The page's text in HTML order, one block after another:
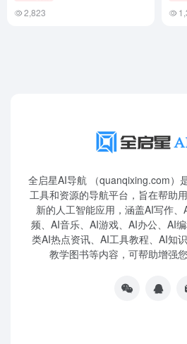
2,823
全启星AI导航 （quanqixing.com）
工具和资源的导航平台，旨在帮助
新的人工智能应用，涵盖AI写作
频、AI音乐、AI游戏、AI办公、AI
类AI热点资讯、AI工具教程、AI知
教学图书等内容，可帮助增强